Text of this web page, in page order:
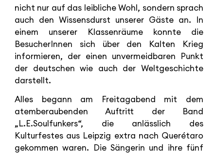
nicht nur auf das leibliche Wohl, sondern sprach
auch den Wissensdurst unserer Gäste an. In
einem unserer Klassenräume konnte die
BesucherInnen sich über den Kalten Krieg
informieren, der einen unvermeidbaren Punkt
der deutschen wie auch der Weltgeschichte
darstellt.
Alles begann am Freitagabend mit dem
atemberaubenden Auftritt der Band
„L.E.Soulfunkers“, die anlässlich des
Kulturfestes aus Leipzig extra nach Querétaro
gekommen waren. Die Sängerin und ihre fünf